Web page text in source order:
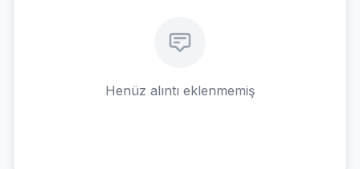
Henüz alıntı eklenmemiş